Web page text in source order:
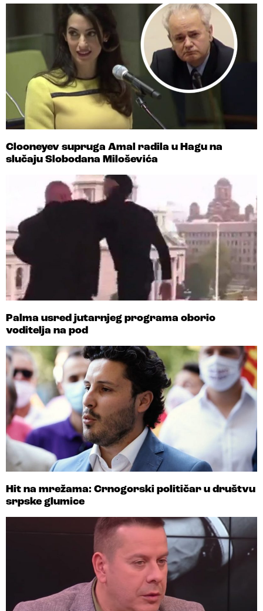
Clooneyev supruga Amal radila u Hagu na
slučaju Slobodana Miloševića
Palma usred jutarnjeg programa oborio
voditelja na pod
Hit na mrežama: Crnogorski političar u društvu
srpske glumice